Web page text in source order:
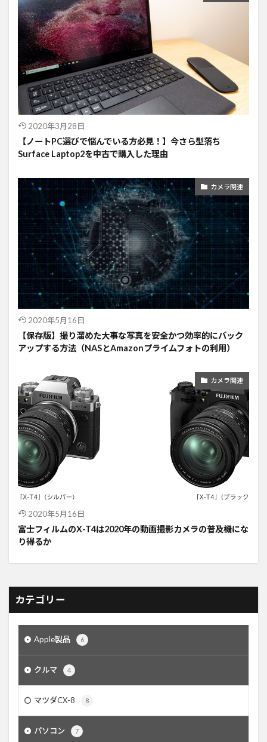
2020年3月28日
【ノートPC選びで悩んでいる方必見！】今さら型落ち
Surface Laptop2を中古で購入した理由
カメラ関連
2020年5月16日
【保存版】撮り溜めた大事な写真を安全かつ効率的にバック
アップする方法（NASとAmazonプライムフォトの利用）
カメラ関連
2020年5月16日
富士フィルムのX-T4は2020年の動画撮影カメラの普及機にな
り得るか
カテゴリー
Apple製品 6
クルマ 4
マツダCX-8 8
パソコン 7